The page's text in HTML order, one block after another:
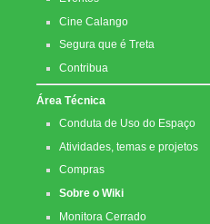
Cine Calango
Segura que é Treta
Contribua
Área Técnica
Conduta de Uso do Espaço
Atividades, temas e projetos
Compras
Sobre o Wiki
Monitora Cerrado